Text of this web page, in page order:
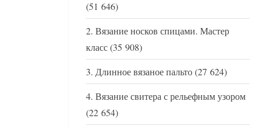
(51 646)
Вязание носков спицами. Мастер
класс(35 908)
Длинное вязаное пальто(27 624)
Вязание свитера с рельефным узором
(22 654)